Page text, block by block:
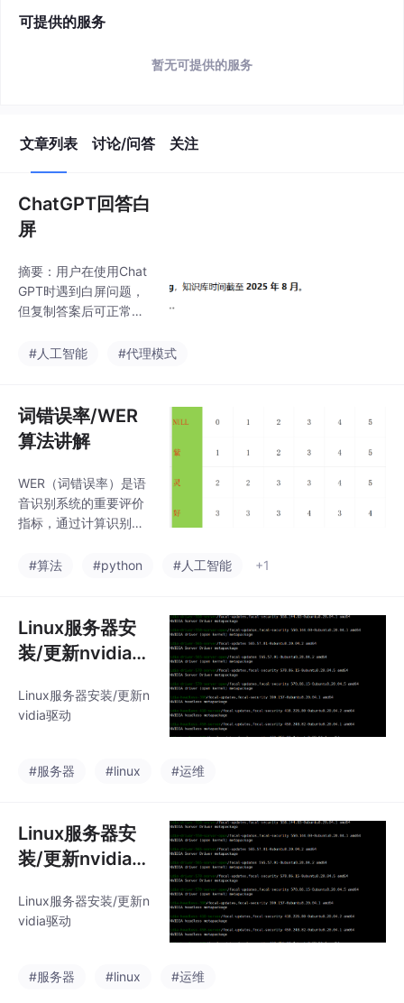
可提供的服务
暂无可提供的服务
文章列表 讨论/问答 关注
ChatGPT回答白
屏
摘要：用户在使用Chat
GPT时遇到白屏问题，
但复制答案后可正常显
后问题解决，初步判断
据，而非内容传输问
题。该问题具有临时
性，切换节点后即恢复
#人工智能 #代理模式
词错误率/WER
算法讲解
WER（词错误率）是语
音识别系统的重要评价
指标，通过计算识别文
辑距离来衡量准确性。
表替换、删除和插入错
误数，N是参考文本词
数。编辑距离采用动态
离矩阵计算最小编辑操
作次数。该指标能客观
高。实现代码展示了如
种错误类型的具体数
量。
#算法 #python #人工智能 +1
Linux服务器安
装/更新nvidia驱
Linux服务器安装/更新n
vidia驱动
#服务器 #linux #运维
Linux服务器安
装/更新nvidia驱
Linux服务器安装/更新n
vidia驱动
#服务器 #linux #运维